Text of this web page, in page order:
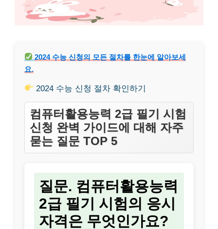
2024 수능 신청의 모든 절차를 한눈에 알아보세
요.
2024 수능 신청 절차 확인하기
컴퓨터활용능력 2급 필기 시험
신청 완벽 가이드에 대해 자주
묻는 질문 TOP 5
질문. 컴퓨터활용능력
2급 필기 시험의 응시
자격은 무엇인가요?